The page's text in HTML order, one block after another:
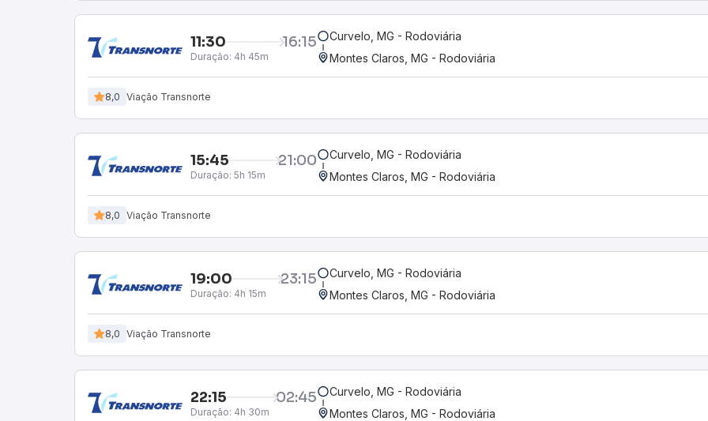
11:30 16:15
Duração: 4h 45m
Curvelo, MG - Rodoviária
Montes Claros, MG - Rodoviária
8,0 Viação Transnorte
15:45 21:00
Duração: 5h 15m
Curvelo, MG - Rodoviária
Montes Claros, MG - Rodoviária
8,0 Viação Transnorte
19:00 23:15
Duração: 4h 15m
Curvelo, MG - Rodoviária
Montes Claros, MG - Rodoviária
8,0 Viação Transnorte
22:15 02:45
Duração: 4h 30m
Curvelo, MG - Rodoviária
Montes Claros, MG - Rodoviária